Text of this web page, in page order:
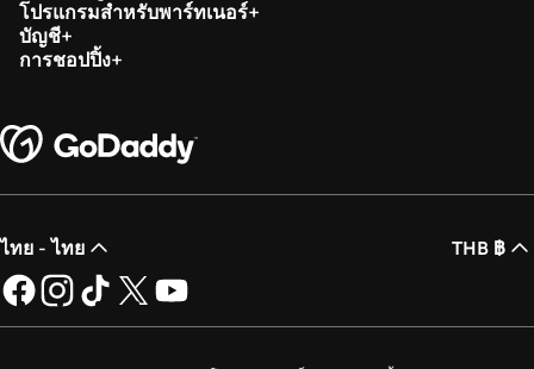
โปรแกรมสำหรับพาร์ทเนอร์
บัญชี
การชอปปิ้ง
ไทย - ไทย THB ฿